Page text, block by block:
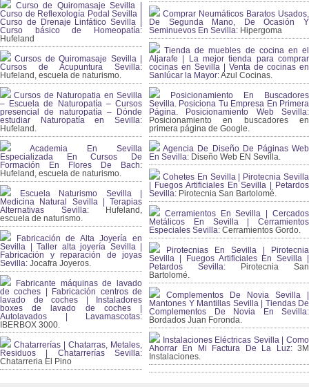
Curso de Quiromasaje Sevilla |
Curso de Reflexología Podal Sevilla |
Curso de Drenaje Linfático Sevilla |
Curso básico de Homeopatía:
Hufeland
Cursos de Quiromasaje Sevilla |
Cursos de Acupuntura Sevilla:
Hufeland, escuela de naturismo.
Cursos de Naturopatia en Sevilla
– Escuela de Naturopatía – Cursos
presencial de naturopatía – Dónde
estudiar Naturopatía en Sevilla:
Hufeland.
Academia En Sevilla
Especializada En Cursos De
Formación En Flores De Bach:
Hufeland, escuela de naturismo.
Escuela Naturismo Sevilla |
Medicina Natural Sevilla | Terapias
Alternativas Sevilla: Hufeland,
escuela de naturismo.
Fabricación de Alta Joyería en
Sevilla | Taller alta joyería Sevilla |
Fabricación y reparación de joyas
Sevilla: Jocafra Joyeros.
Fabricante máquinas de lavado
de coches | Fabricación centros de
lavado de coches | Instaladores
boxes de lavado de coches |
Autolavados | Lavamascotas:
IBERBOX 3000.
Chatarrerías | Chatarras, Metales,
Residuos | Chatarrerías Sevilla:
Chatarreria El Pino
Comprar Neumáticos Baratos Usados,
De Segunda Mano, De Ocasión Y
Seminuevos En Sevilla: Hipergoma
Tienda de muebles de cocina en el
Aljarafe | La mejor tienda para comprar
cocinas en Sevilla | Venta de cocinas en
Sanlúcar la Mayor:Azul Cocinas.
Posicionamiento En Buscadores
Sevilla. Posiciona Tu Empresa En Primera
Página. Posicionamiento Web Sevilla:
Posicionamiento en buscadores en
primera página de Google.
Agencia De Diseño De Páginas Web
En Sevilla: Diseño Web EN Sevilla.
Cohetes En Sevilla | Pirotecnia Sevilla
| Fuegos Artificiales En Sevilla | Petardos
Sevilla: Pirotecnia San Bartolomé.
Cerramientos En Sevilla | Cercados
Metálicos En Sevilla | Cerramientos
Especiales Sevilla: Cerramientos Gordo.
Pirotecnias En Sevilla | Pirotecnia
Sevilla | Fuegos Artificiales En Sevilla |
Petardos Sevilla: Pirotecnia San
Bartolomé.
Complementos De Novia Sevilla |
Mantones Y Mantillas Sevilla | Tiendas De
Complementos De Novia En Sevilla:
Bordados Juan Foronda.
Instalaciones Eléctricas Sevilla | Como
Ahorrar En Mi Factura De La Luz:3M
Instalaciones.